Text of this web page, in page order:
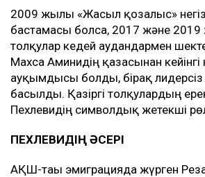
2009 жылғы «Жасыл қозғалыс»
бастамасы болса, 2017 және 2019
толқулар кедей аудандармен
Махса Аминидің қазасынан
ауқымдысы болды, бірақ лидерсіз
басылды. Қазіргі толқулардың
Пехлевидің символдық жетекші
ПЕХЛЕВИДІҢ ӘСЕРІ
АҚШ-тағы эмиграцияда жүрген